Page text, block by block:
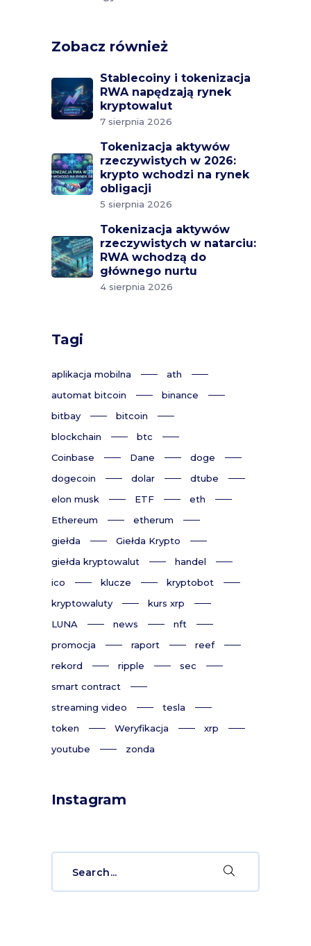
Zobacz również
Stablecoiny i tokenizacja
RWA napędzają rynek
kryptowalut
7 sierpnia 2026
Tokenizacja aktywów
rzeczywistych w 2026:
krypto wchodzi na rynek
obligacji
5 sierpnia 2026
Tokenizacja aktywów
rzeczywistych w natarciu:
RWA wchodzą do
głównego nurtu
4 sierpnia 2026
Tagi
aplikacja mobilna
ath
automat bitcoin
binance
bitbay
bitcoin
blockchain
btc
Coinbase
Dane
doge
dogecoin
dolar
dtube
elon musk
ETF
eth
Ethereum
etherum
giełda
Giełda Krypto
giełda kryptowalut
handel
ico
klucze
kryptobot
kryptowaluty
kurs xrp
LUNA
news
nft
promocja
raport
reef
rekord
ripple
sec
smart contract
streaming video
tesla
token
Weryfikacja
xrp
youtube
zonda
Instagram